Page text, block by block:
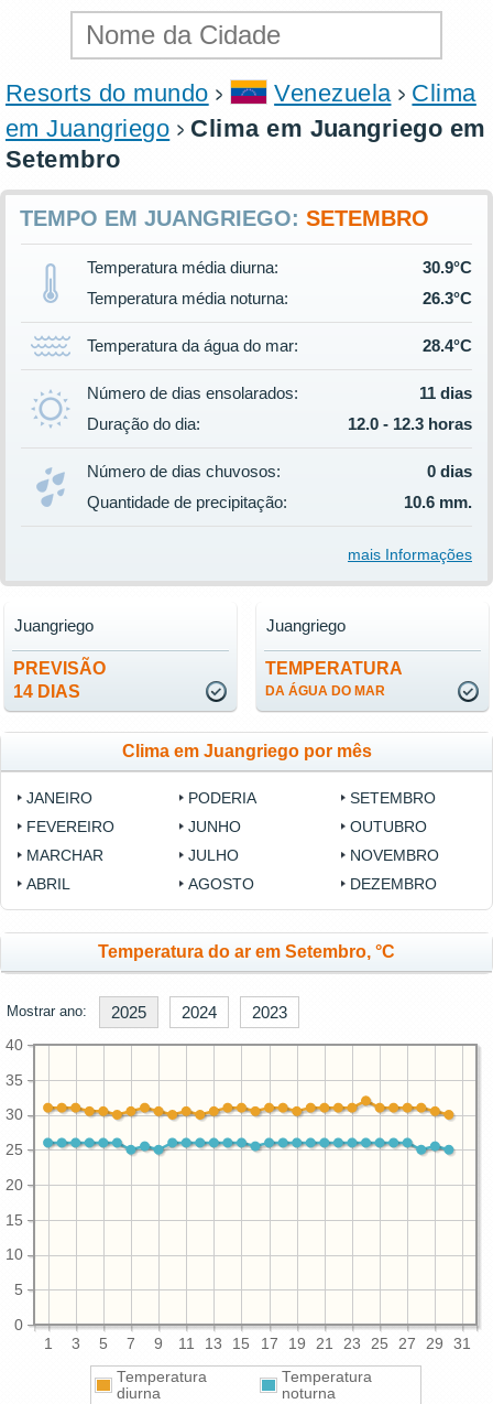
Resorts do mundo Venezuela
Clima
em Juangriego
Clima em Juangriego em
Setembro
TEMPO EM JUANGRIEGO: SETEMBRO
Temperatura média diurna:
30.9°C
Temperatura média noturna:
26.3°C
Temperatura da água do mar: 28.4°C
Número de dias ensolarados:
11 dias
Duração do dia:
12.0 - 12.3 horas
Número de dias chuvosos:
0 dias
Quantidade de precipitação:
10.6 mm.
mais Informações
PREVISÃO
14 DIAS
Juangriego
TEMPERATURA
DA ÁGUA DO MAR
Juangriego
Clima em Juangriego por mês
JANEIRO
FEVEREIRO
MARCHAR
ABRIL
PODERIA
JUNHO
JULHO
AGOSTO
SETEMBRO
OUTUBRO
NOVEMBRO
DEZEMBRO
Temperatura do ar em Setembro, °C
Mostrar ano: 2025 2024 2023
1 3 5 7 9 11 13 15 17 19 21 23 25 27 29 31
0
5
10
15
20
25
30
35
40
Temperatura
diurna
Temperatura
noturna